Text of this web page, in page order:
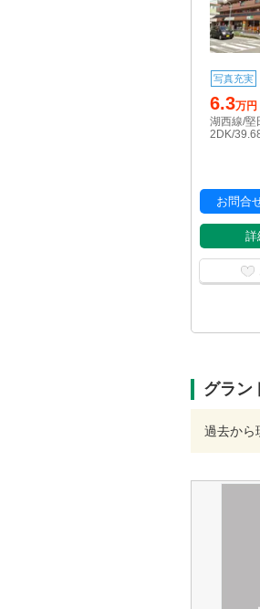
写真充実
6.3万円
湖西線/堅
2DK/
お問合
詳
グラン
過去から